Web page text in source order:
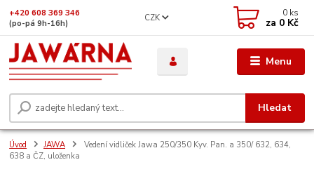
Menu
CZK
Hledat
+420 608 369 346
(po-pá 9h-16h)
0 ks
za 0 Kč
Úvod JAWA
Vedení vidliček Jawa 250/350 Kyv. Pan. a 350/ 632, 634,
638 a ČZ, uloženka